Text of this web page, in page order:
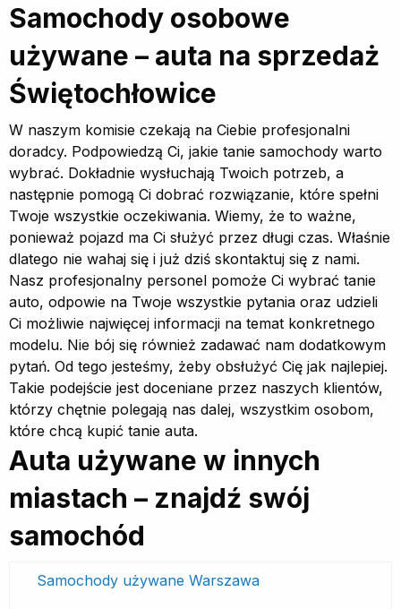
Samochody osobowe
używane – auta na sprzedaż
Świętochłowice
W naszym komisie czekają na Ciebie profesjonalni
doradcy. Podpowiedzą Ci, jakie tanie samochody warto
wybrać. Dokładnie wysłuchają Twoich potrzeb, a
następnie pomogą Ci dobrać rozwiązanie, które spełni
Twoje wszystkie oczekiwania. Wiemy, że to ważne,
ponieważ pojazd ma Ci służyć przez długi czas. Właśnie
dlatego nie wahaj się i już dziś skontaktuj się z nami.
Nasz profesjonalny personel pomoże Ci wybrać tanie
auto, odpowie na Twoje wszystkie pytania oraz udzieli
Ci możliwie najwięcej informacji na temat konkretnego
modelu. Nie bój się również zadawać nam dodatkowym
pytań. Od tego jesteśmy, żeby obsłużyć Cię jak najlepiej.
Takie podejście jest doceniane przez naszych klientów,
którzy chętnie polegają nas dalej, wszystkim osobom,
które chcą kupić tanie auta.
Auta używane w innych
miastach – znajdź swój
samochód
Samochody używane Warszawa